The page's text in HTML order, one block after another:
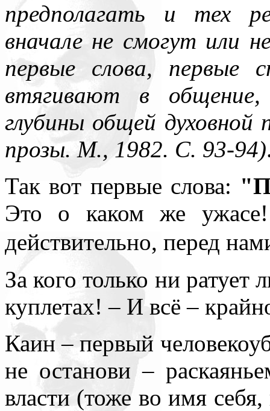
предполагать и тех
вначале не смогут или
первые слова, первые
втягивают в
глубины общей
прозы. М., 1982. С. 93-94)
Так вот первые слова:
Это о каком же
действительно, перед
За кого только ни ратует
куплетах! – И всё –
Каин – первый
не останови –
власти (тоже во имя